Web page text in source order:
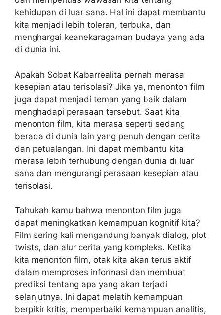
kehidupan di luar sana. Hal ini dapat membantu
kita menjadi lebih toleran, terbuka, dan
menghargai keanekaragaman budaya yang ada
di dunia ini.
Apakah Sobat Kabarrealita pernah merasa
kesepian atau terisolasi? Jika ya, menonton film
juga dapat menjadi teman yang baik dalam
menghadapi perasaan tersebut. Saat kita
menonton film, kita merasa seperti sedang
berada di dunia lain yang penuh dengan cerita
dan petualangan. Ini dapat membantu kita
merasa lebih terhubung dengan dunia di luar
sana dan mengurangi perasaan kesepian atau
terisolasi.
Tahukah kamu bahwa menonton film juga
dapat meningkatkan kemampuan kognitif kita?
Film sering kali mengandung banyak dialog, plot
twists, dan alur cerita yang kompleks. Ketika
kita menonton film, otak kita akan terus aktif
dalam memproses informasi dan membuat
prediksi tentang apa yang akan terjadi
selanjutnya. Ini dapat melatih kemampuan
berpikir kritis, memperbaiki kemampuan analitis,